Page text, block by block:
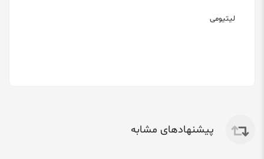
لیتیومی
پیشنهادهای مشابه